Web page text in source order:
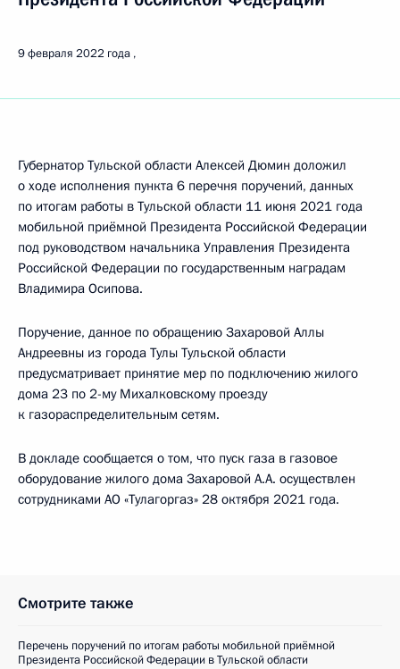
9 февраля 2022 года
Губернатор Тульской области Алексей Дюмин доложил
о ходе исполнения пункта 6 перечня поручений, данных
по итогам работы в Тульской области 11 июня 2021 года
мобильной приёмной Президента Российской Федерации
под руководством начальника Управления Президента
Российской Федерации по государственным наградам
Владимира Осипова.
Поручение, данное по обращению Захаровой Аллы
Андреевны из города Тулы Тульской области
предусматривает принятие мер по подключению жилого
дома 23 по 2-му Михалковскому проезду
к газораспределительным сетям.
В докладе сообщается о том, что пуск газа в газовое
оборудование жилого дома Захаровой А.А. осуществлен
сотрудниками АО «Тулагоргаз» 28 октября 2021 года.
Смотрите также
Перечень поручений по итогам работы мобильной приёмной
Президента Российской Федерации в Тульской области